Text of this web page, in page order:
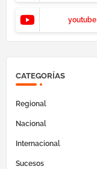
youtube
CATEGORÍAS
Regional
Nacional
Internacional
Sucesos